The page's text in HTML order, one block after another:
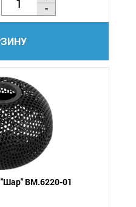
BM.6220-01